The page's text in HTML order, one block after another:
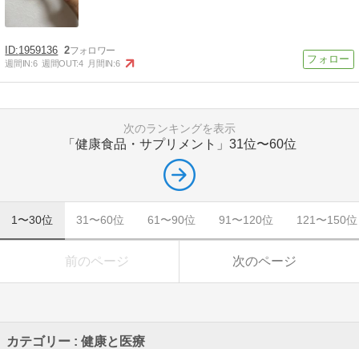
1959136 2
週間IN:6 週間OUT:4 月間IN:6
次のランキングを表示
「健康食品・サプリメント」 31位〜60位
1〜30位 31〜60位 61〜90位 91〜120位 121〜150位
前のページ 次のページ
カテゴリー : 健康と医療